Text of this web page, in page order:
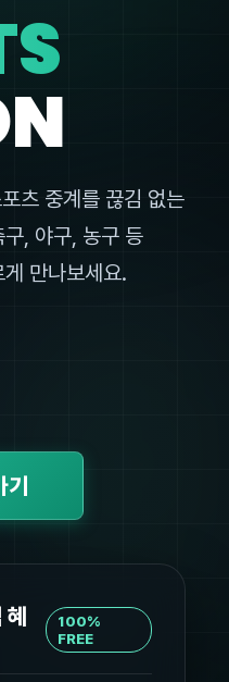
츠 중계를 끊김 없는
, 야구, 농구 등
만나보세요.
기
혜
100%
FREE